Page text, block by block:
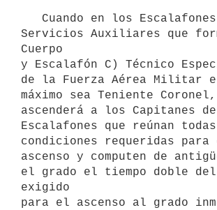
Servicios Auxiliares que
Cuerpo
y Escalafón C) Técnico
de la Fuerza Aérea Militar
máximo sea Teniente
ascenderá a los Capitanes
Escalafones que reúnan
condiciones requeridas para
ascenso y computen de
el grado el tiempo doble del
exigido
para el ascenso al grado